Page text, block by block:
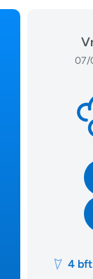
07/
4 bft